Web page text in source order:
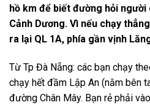
hồ km để biết đường hỏi
Cảnh Dương. Vì nếu chạy
ra lại QL 1A, phía gần vịnh
Từ Tp Đà Nẵng: các bạn chạy
chạy hết đầm Lập An (nằm bên
đường Chân Mây. Bạn rẻ phải